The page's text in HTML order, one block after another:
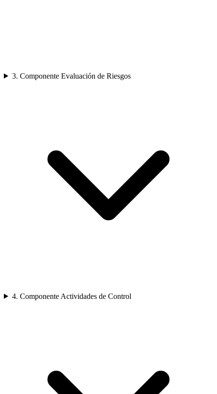
3. Componente Evaluación de Riesgos
4. Componente Actividades de Control